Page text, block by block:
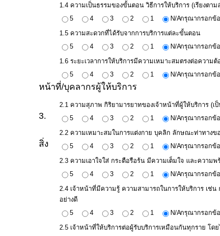
แผนการ
1.4 ความเป็นธรรมของขั้นตอน วิธีการให้บริการ (เรียงตา
5
4 3 2 1 N/Aกรุณากรอกข้
1.5 ความสะดวกที่ได้รับจากการบริการแต่ละขั้นตอน
5
4 3 2 1 N/Aกรุณากรอกข้
1.6 ระยะเวลาการให้บริการมีความเหมาะสมตรงต่อความ
5
4 3 2 1 N/Aกรุณากรอกข้
หน้าที่/บุคลากรผู้ให้บริการ
2.1 ความสุภาพ กิริยามารยาทของเจ้าหน้าที่ผู้ให้บริการ (
5
4 3 2 1 N/Aกรุณากรอกข้
2.2 ความเหมาะสมในการแต่งกาย บุคลิก ลักษณะท่าทางข
5
4 3 2 1 N/Aกรุณากรอกข้
2.3 ความเอาใจใส่ กระตือรือร้น มีความเต็มใจ และความ
5
4 3 2 1 N/Aกรุณากรอกข้
2.4 เจ้าหน้าที่มีความรู้ ความสามารถในการให้บริการ เช่
อย่างดี
5
4 3 2 1 N/Aกรุณากรอกข้
2.5 เจ้าหน้าที่ให้บริการต่อผู้รับบริการเหมือนกันทุกราย โด
3.
สิ่ง